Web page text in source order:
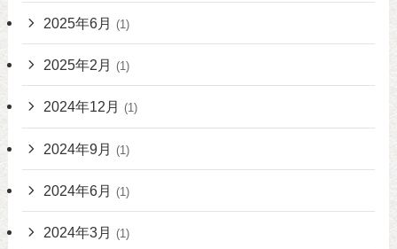
2025年6月 (1)
2025年2月 (1)
2024年12月 (1)
2024年9月 (1)
2024年6月 (1)
2024年3月 (1)